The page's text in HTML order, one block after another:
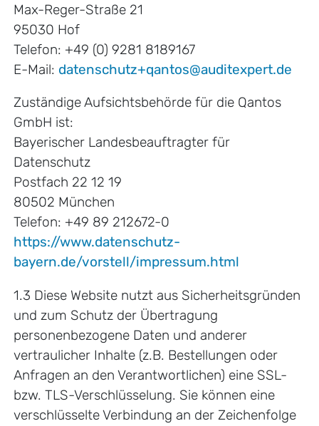
Max-Reger-Straße 21
95030 Hof
Telefon: +49 (0) 9281 8189167
E-Mail: datenschutz+qantos@auditexpert.de
Zuständige Aufsichtsbehörde für die Qantos
GmbH ist:
Bayerischer Landesbeauftragter für
Datenschutz
Postfach 22 12 19
80502 München
Telefon: +49 89 212672-0
https://www.datenschutz-
bayern.de/vorstell/impressum.html
1.3 Diese Website nutzt aus Sicherheitsgründen
und zum Schutz der Übertragung
personenbezogene Daten und anderer
vertraulicher Inhalte (z.B. Bestellungen oder
Anfragen an den Verantwortlichen) eine SSL-
bzw. TLS-Verschlüsselung. Sie können eine
verschlüsselte Verbindung an der Zeichenfolge